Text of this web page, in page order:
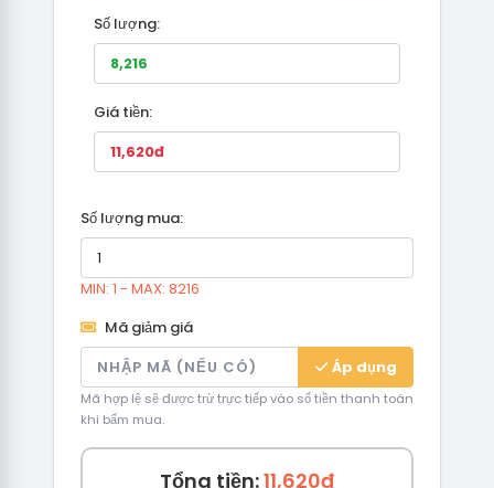
Số lượng:
Giá tiền:
Số lượng mua:
MIN: 1 - MAX: 8216
Mã giảm giá
Áp dụng
Mã hợp lệ sẽ được trừ trực tiếp vào số tiền thanh toán
khi bấm mua.
Tổng tiền:11,620đ